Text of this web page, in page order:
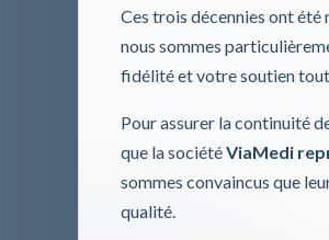
Ces trois décennies ont
nous sommes
fidélité et votre soutien
Pour assurer la continuité
que la sociétéViaMedi
sommes convaincus que
qualité.